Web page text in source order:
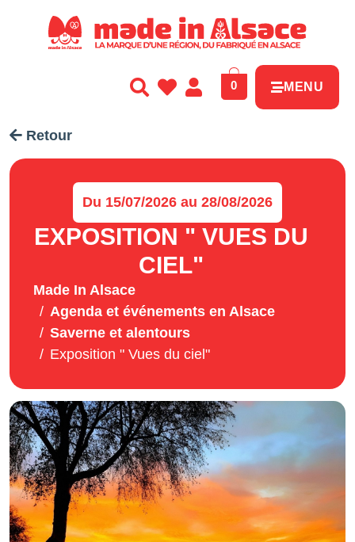
0 MENU
Retour
Du 15/07/2026 au 28/08/2026
EXPOSITION " VUES DU
CIEL"
Made In Alsace
Agenda et événements en Alsace
Saverne et alentours
Exposition " Vues du ciel"